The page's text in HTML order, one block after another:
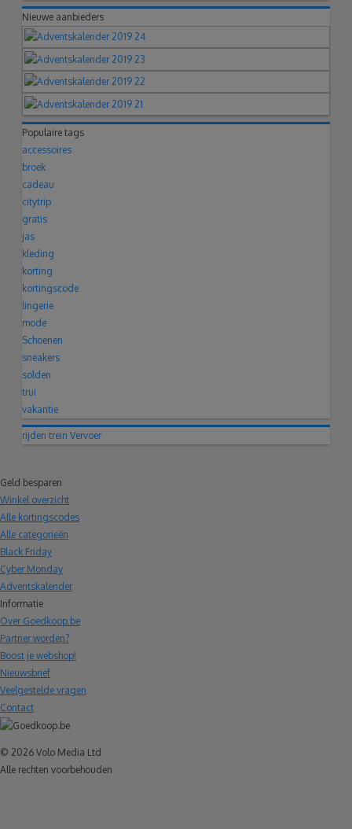
Nieuwe aanbieders
Populaire tags
accessoires
broek
cadeau
citytrip
gratis
jas
kleding
korting
kortingscode
lingerie
mode
Schoenen
sneakers
solden
trui
vakantie
rijden trein Vervoer
Geld besparen
Winkel overzicht
Alle kortingscodes
Alle categorieën
Black Friday
Cyber Monday
Adventskalender
Informatie
Over Goedkoop.be
Partner worden?
Boost je webshop!
Nieuwsbrief
Veelgestelde vragen
Contact
© 2026 Volo Media Ltd
Alle rechten voorbehouden